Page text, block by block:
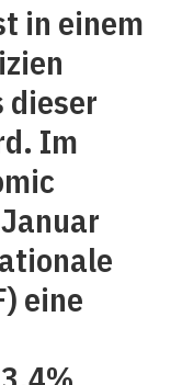
in einem
dieser
Im
eine